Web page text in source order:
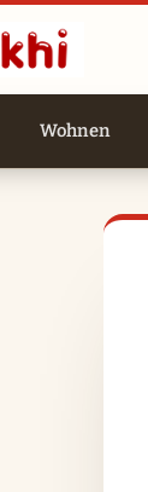
Wohnen